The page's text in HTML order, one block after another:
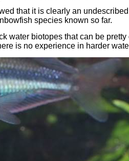
that it is clearly an
species known so far.
water biotopes that can be
is no experience in harder